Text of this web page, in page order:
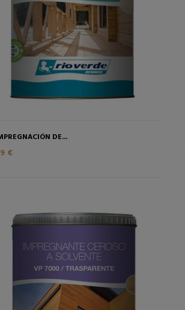
DE...
€